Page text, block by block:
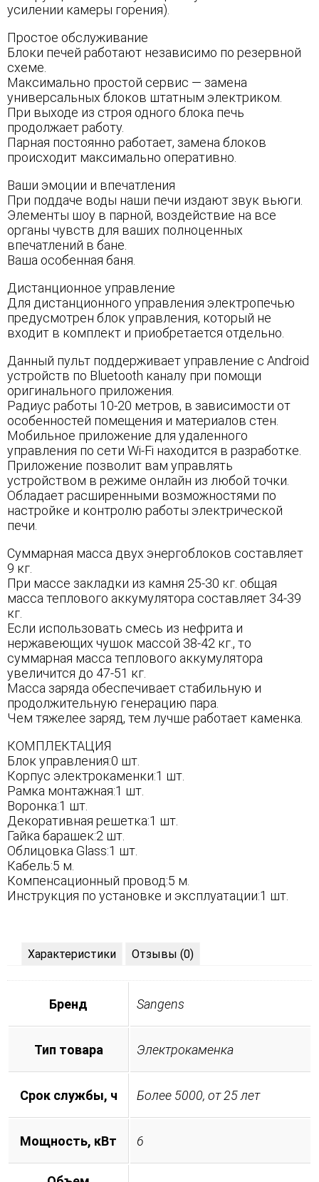
усилении камеры горения).
Простое обслуживание
Блоки печей работают независимо по резервной
схеме.
Максимально простой сервис — замена
универсальных блоков штатным электриком.
При выходе из строя одного блока печь
продолжает работу.
Парная постоянно работает, замена блоков
происходит максимально оперативно.
Ваши эмоции и впечатления
При поддаче воды наши печи издают звук вьюги.
Элементы шоу в парной, воздействие на все
органы чувств для ваших полноценных
впечатлений в бане.
Ваша особенная баня.
Дистанционное управление
Для дистанционного управления электропечью
предусмотрен блок управления, который не
входит в комплект и приобретается отдельно.
Данный пульт поддерживает управление с Android
устройств по Bluеtooth каналу при помощи
оригинального приложения.
Радиус работы 10-20 метров, в зависимости от
особенностей помещения и материалов стен.
Мобильное приложение для удаленного
управления по сети Wi-Fi находится в разработке.
Приложение позволит вам управлять
устройством в режиме онлайн из любой точки.
Обладает расширенными возможностями по
настройке и контролю работы электрической
печи.
Суммарная масса двух энергоблоков составляет
9 кг.
При массе закладки из камня 25-30 кг. общая
масса теплового аккумулятора составляет 34-39
кг.
Если использовать смесь из нефрита и
нержавеющих чушок массой 38-42 кг., то
суммарная масса теплового аккумулятора
увеличится до 47-51 кг.
Масса заряда обеспечивает стабильную и
продолжительную генерацию пара.
Чем тяжелее заряд, тем лучше работает каменка.
КОМПЛЕКТАЦИЯ
Блок управления:0 шт.
Корпус электрокаменки:1 шт.
Рамка монтажная:1 шт.
Воронка:1 шт.
Декоративная решетка:1 шт.
Гайка барашек:2 шт.
Облицовка Glass:1 шт.
Кабель:5 м.
Компенсационный провод:5 м.
Инструкция по установке и эксплуатации:1 шт.
Характеристики Отзывы (0)
Бренд Sangens
Тип товара Электрокаменка
Срок службы, ч Более 5000, от 25 лет
Мощность, кВт 6